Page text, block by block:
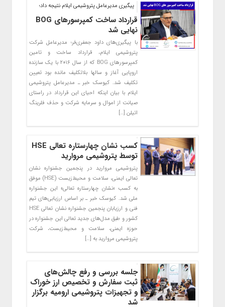
پیگیری مدیرعامل پتروشیمی ایلام نتیجه داد؛
قرارداد ساخت کمپرسورهای BOG
نهایی شد
با پیگیری‌های داود جعفری‌فر؛ مدیرعامل شرکت
پتروشیمی ایلام، قرارداد ساخت و‌ تامین
کمپرسورهای BOG که از سال ۲۰۱۶ با یک سازنده
اروپایی آغاز و سالها بلاتکلیف مانده بود تعیین
تکلیف شد. کیوسک خبر ـ مدیرعامل پتروشیمی
ایلام با بیان اینکه احیای این قرارداد در راستای
صیانت از اموال و سرمایه شرکت و حذف فلرینگ
اتیلن […]
کسب نشان چهارستاره تعالی HSE
توسط پتروشیمی مروارید
پتروشیمی مروارید در پنجمین جشنواره نشان
تعالی ایمنی، سلامت و محیط‌زیست (HSE) موفق
به کسب «نشان چهارستاره تعالی» این جشنواره
ملی شد. کیوسک خبر ـ بر اساس ارزیابی‌های تیم
فنی و ارزیابان پنجمین جشنواره نشان تعالی HSE
کشور و طبق مدل‌های جدید تعالی این جشنواره در
حوزه ایمنی، سلامت و محیط‌زیست، شرکت
پتروشیمی مروارید به […]
جلسه بررسی و رفع چالش‌های
ثبت سفارش و تخصیص ارز خوراک
و تجهیزات پتروشیمی ارومیه برگزار
شد